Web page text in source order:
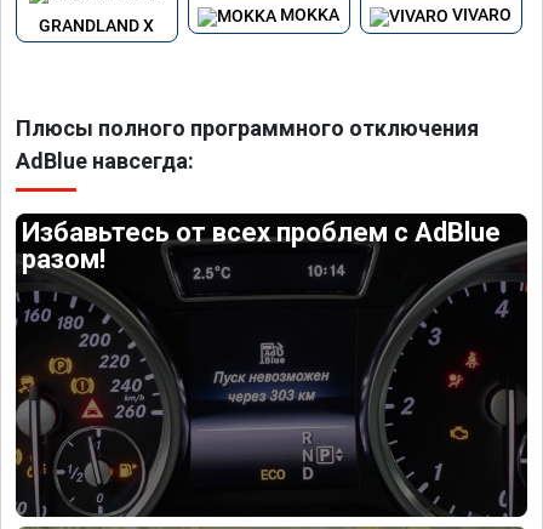
GRANDLAND X
MOKKA VIVARO
Плюсы полного программного отключения
AdBlue навсегда:
Избавьтесь от всех проблем с AdBlue
разом!